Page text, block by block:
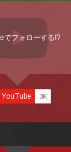
でフォローする!?